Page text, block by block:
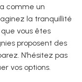
comme un
la tranquillité
vous êtes
proposent des
N’hésitez pas
vos options.